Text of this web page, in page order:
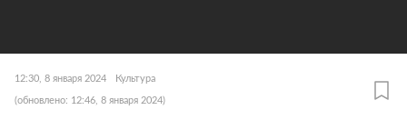
12:30, 8 января 2024 Культура
(обновлено: 12:46, 8 января 2024)